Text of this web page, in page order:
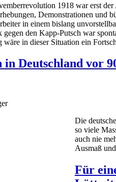
1918 war erst
Demonstrationen und
in einem bislang
gegen den Kapp-Putsch war
wäre in dieser Situation ein
in Deutschland vor
Die
so viele
auch nie
Ausmaß
Für